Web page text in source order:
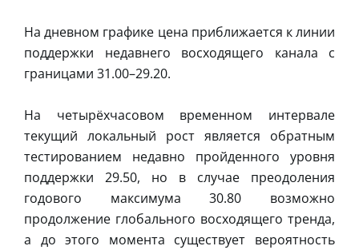
На дневном графике цена приближается к линии
поддержки недавнего восходящего канала с
границами 31.00–29.20.
На четырёхчасовом временном интервале
текущий локальный рост является обратным
тестированием недавно пройденного уровня
поддержки 29.50, но в случае преодоления
годового максимума 30.80 возможно
продолжение глобального восходящего тренда,
а до этого момента существует вероятность